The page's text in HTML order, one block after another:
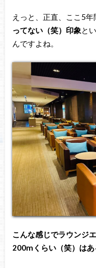
えっと、正直、ここ5年
ってない（笑）印象と
んですよね。
こんな感じでラウンジ
200mくらい（笑）はあ